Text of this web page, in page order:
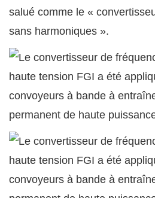
salué comme le «
sans harmoniques ».